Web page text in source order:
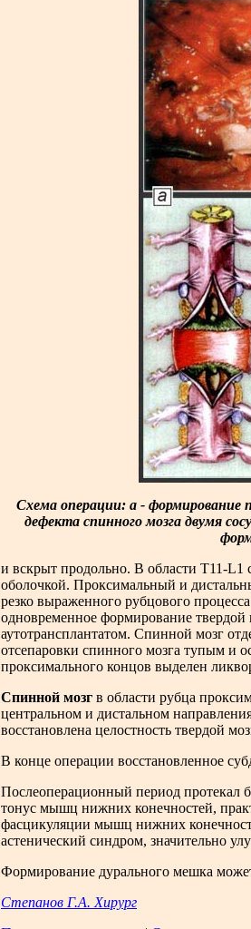
Схема операции: а - формирование
дефекта спинного мозга двумя
и вскрыт продольно. В области T11-L1
оболочкой. Проксимальный и
резко выраженного рубцового
одновременное формирование
аутотрансплантатом. Спинной мозг
отсепаровки спинного мозга тупым и
проксимального концов выделен
Спинной мозг в области рубца
центральном и дистальном
восстановлена целостность твердой
В конце операции восстановленное
Послеоперационный период протекал
тонус мышц нижних конечностей,
фасцикуляции мышц нижних
астенический синдром, значительно
Формирование дурального мешка
Степанов Г.А. Хирург